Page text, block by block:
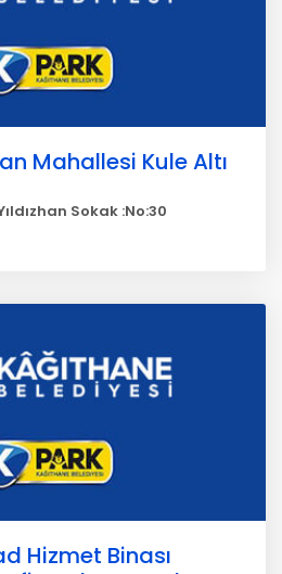
Mahallesi Kule Altı
Sokak :No:30
Hizmet Binası